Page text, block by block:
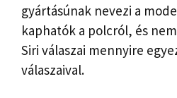
gyártásúnak nevezi a
kaphatók a polcról, és
Siri válaszai mennyire
válaszaival.